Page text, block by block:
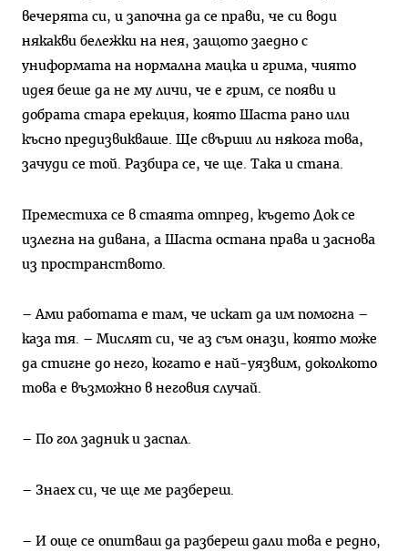
вечерята си, и започна да се прави, че си води
някакви бележки на нея, защото заедно с
униформата на нормална мацка и грима, чиято
идея беше да не му личи, че е грим, се появи и
добрата стара ерекция, която Шаста рано или
късно предизвикваше. Ще свърши ли някога това,
зачуди се той. Разбира се, че ще. Така и стана.
Преместиха се в стаята отпред, където Док се
излегна на дивана, а Шаста остана права и заснова
из пространството.
– Ами работата е там, че искат да им помогна –
каза тя. – Мислят си, че аз съм онази, която може
да стигне до него, когато е най-уязвим, доколкото
това е възможно в неговия случай.
– По гол задник и заспал.
– Знаех си, че ще ме разбереш.
– И още се опитваш да разбереш дали това е редно,